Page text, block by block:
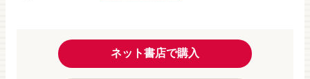
ネット書店で購入